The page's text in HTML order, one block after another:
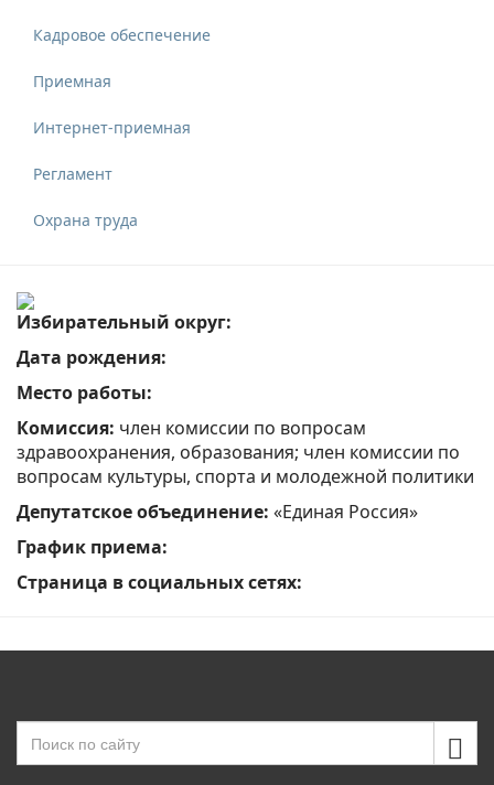
Кадровое обеспечение
Приемная
Интернет-приемная
Регламент
Охрана труда
Избирательный округ:
Дата рождения:
Место работы:
Комиссия: член комиссии по вопросам
здравоохранения, образования; член комиссии по
вопросам культуры, спорта и молодежной политики
Депутатское объединение: «Единая Россия»
График приема:
Страница в социальных сетях: